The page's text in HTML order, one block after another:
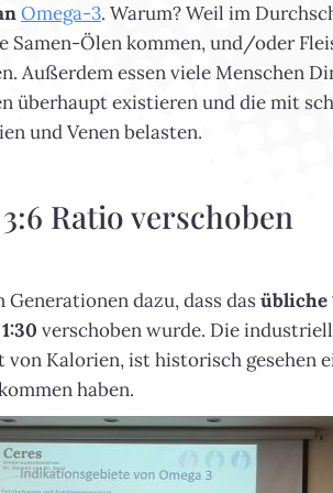
Omega-3. Warum? Weil im
Ölen kommen, und/oder
Außerdem essen viele Menschen
überhaupt existieren und die mit
und Venen belasten.
Ratio verschoben
dazu, dass dasübliche
verschoben wurde. Die
Kalorien, ist historisch gesehen
haben.